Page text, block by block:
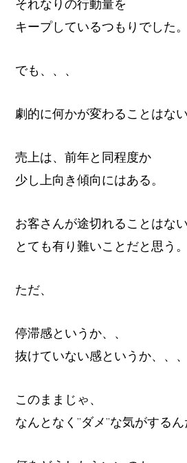
それなりの行動量を
キープしているつもりでした。
でも、、、
劇的に何かが変わることはない
売上は、前年と同程度か
少し上向き傾向にはある。
お客さんが途切れることはな
とても有り難いことだと思う。
ただ、
停滞感というか、、
抜けていない感というか、、、
このままじゃ、
なんとなく”ダメ”な気がする